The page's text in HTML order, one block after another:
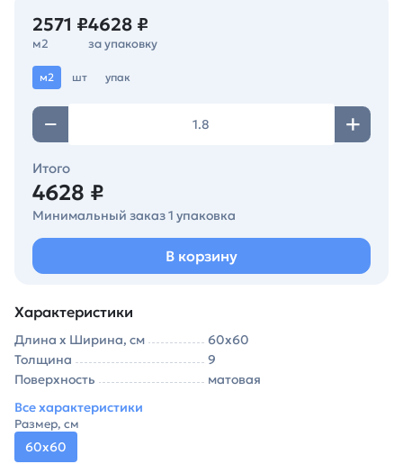
2571 ₽
м2
4628 ₽
за упаковку
м2 шт упак
Итого
4628 ₽
Минимальный заказ 1 упаковка
В корзину
Характеристики
Длина х Ширина, см
60х60
Толщина
9
Поверхность
матовая
Все характеристики
Размер, см
60х60